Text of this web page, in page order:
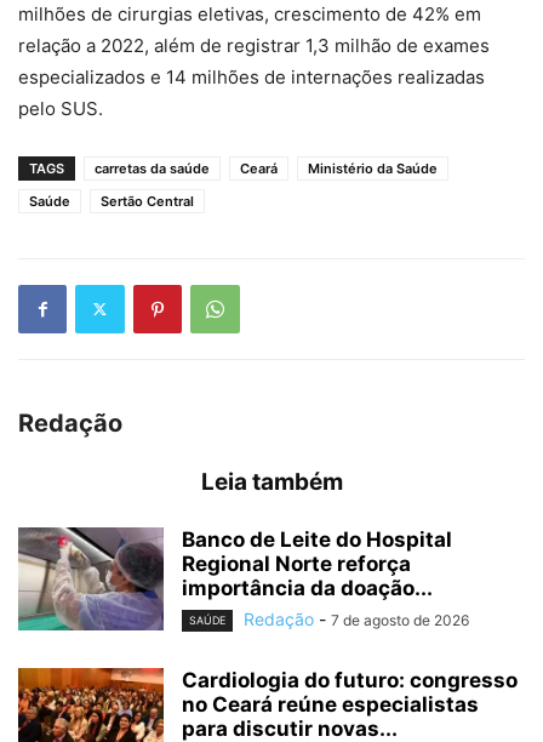
milhões de cirurgias eletivas, crescimento de 42% em
relação a 2022, além de registrar 1,3 milhão de exames
especializados e 14 milhões de internações realizadas
pelo SUS.
TAGS carretas da saúde Ceará
Ministério da Saúde
Saúde
Sertão Central
Redação
Leia também
Banco de Leite do Hospital
Regional Norte reforça
importância da doação...
SAÚDE Redação - 7 de agosto de 2026
Cardiologia do futuro: congresso
no Ceará reúne especialistas
para discutir novas...